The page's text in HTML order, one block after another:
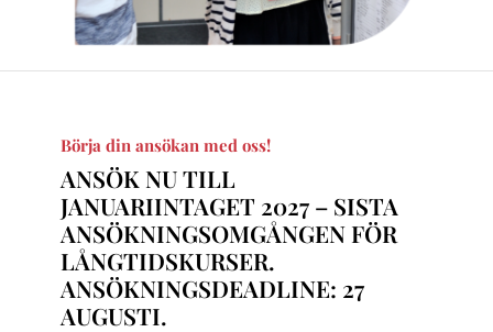
Börja din ansökan med oss!
ANSÖK NU TILL
JANUARIINTAGET 2027 – SISTA
ANSÖKNINGSOMGÅNGEN FÖR
LÅNGTIDSKURSER.
ANSÖKNINGSDEADLINE: 27
AUGUSTI.